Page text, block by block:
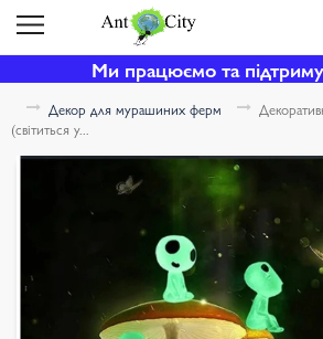
Ми працюємо та
Декор для мурашиних ферм
(світиться у...